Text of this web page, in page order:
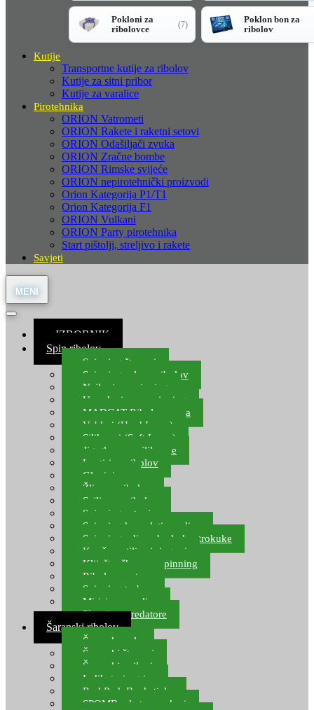
Pokloni za
ribolovce
(7)
Poklon bon za
ribolov
Kutije
Transportne kutije za ribolov
Kutije za sitni pribor
Kutije za varalice
Pirotehnika
ORION Vatrometi
ORION Rakete i raketni setovi
ORION Odašiljači zvuka
ORION Zračne bombe
ORION Rimske svijeće
ORION nepirotehnički proizvodi
Orion Kategorija P1/T1
Orion Kategorija F1
ORION Vulkani
ORION Party pirotehnika
Start pištolji, streljivo i rakete
Savjeti
≡ IZBORNIK
Spin ribolov
Spinning štapovi
Spinning role za ribolov
Najloni za spinning
Upredenice za spinning
MADCAT Ribolov soma
Vobleri (Hard Lures)
Silikonci (Soft Lures)
Jig glave za silikonce
Leptiri za ribolov
Glavinjare
Žlice za ribolov
Sajlice za ribolov
Spinning setovi
Spinning kompleti varalica
Spinning udice, dvokuke, trokuke
Kopče, vrtilice i ringovi
Kliješta, škare za spinning
Ribolov pastrve
Spinning torbe
Mirisi za varalice
Plovci za predatore
Šaranski ribolov
Šaranske role
Šaranski štapovi
Šaranski najloni
Indikatori ugriza
Rod Pod, Banksticks
SPOMB rakete, markeri